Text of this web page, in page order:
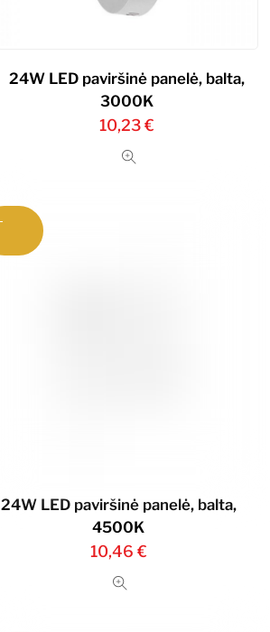
24W LED paviršinė panelė, balta,
3000K
10,23€
24W LED paviršinė panelė, balta,
4500K
10,46 €